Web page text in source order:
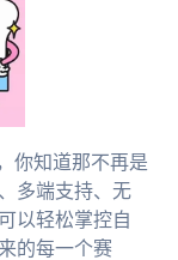
你知道那不再是
多端支持、无
以轻松掌控自
的每一个赛